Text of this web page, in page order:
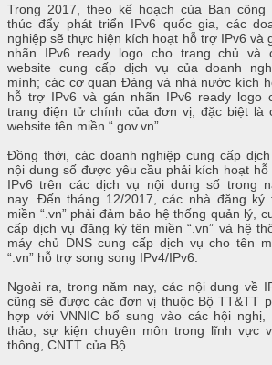
Trong 2017, theo kế hoạch của Ban công
thúc đẩy phát triển IPv6 quốc gia, các
nghiệp sẽ thực hiện kích hoạt hỗ trợ IPv6 và
nhãn IPv6 ready logo cho trang chủ và
website cung cấp dịch vụ của doanh
mình; các cơ quan Đảng và nhà nước kích
hỗ trợ IPv6 và gán nhãn IPv6 ready logo
trang điện tử chính của đơn vị, đặc biệt là
website tên miền “.gov.vn”.
Đồng thời, các doanh nghiệp cung cấp
nội dung số được yêu cầu phải kích hoạt
IPv6 trên các dịch vụ nội dung số trong
nay. Đến tháng 12/2017, các nhà đăng ký
miền “.vn” phải đảm bảo hệ thống quản lý,
cấp dịch vụ đăng ký tên miền “.vn” và hệ
máy chủ DNS cung cấp dịch vụ cho tên
“.vn” hỗ trợ song song IPv4/IPv6.
Ngoài ra, trong năm nay, các nội dung về
cũng sẽ được các đơn vị thuộc Bộ TT&TT
hợp với VNNIC bổ sung vào các hội nghị,
thảo, sự kiện chuyên môn trong lĩnh vực
thông, CNTT của Bộ.